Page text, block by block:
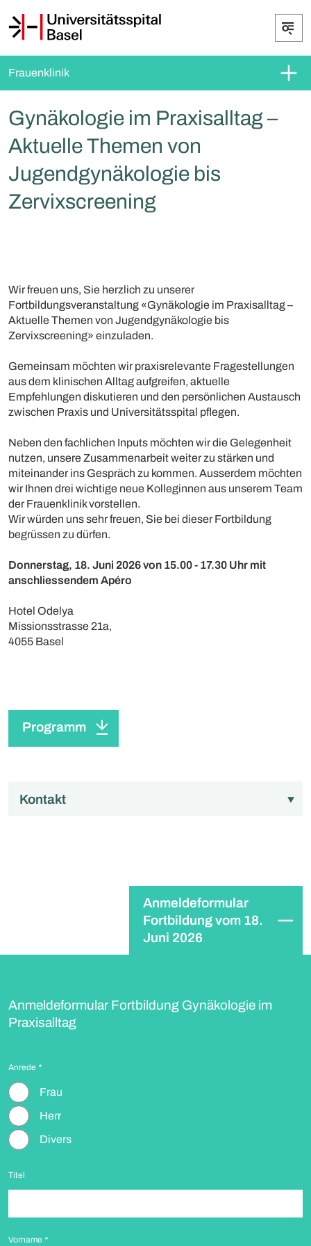
Frauenklinik
Gynäkologie im Praxisalltag –
Aktuelle Themen von
Jugendgynäkologie bis
Zervixscreening
Wir freuen uns, Sie herzlich zu unserer
Fortbildungsveranstaltung «Gynäkologie im Praxisalltag –
Aktuelle Themen von Jugendgynäkologie bis
Zervixscreening» einzuladen.
Gemeinsam möchten wir praxisrelevante Fragestellungen
aus dem klinischen Alltag aufgreifen, aktuelle
Empfehlungen diskutieren und den persönlichen Austausch
zwischen Praxis und Universitätsspital pflegen.
Neben den fachlichen Inputs möchten wir die Gelegenheit
nutzen, unsere Zusammenarbeit weiter zu stärken und
miteinander ins Gespräch zu kommen. Ausserdem möchten
wir Ihnen drei wichtige neue Kolleginnen aus unserem Team
der Frauenklinik vorstellen.
Wir würden uns sehr freuen, Sie bei dieser Fortbildung
begrüssen zu dürfen.
Donnerstag, 18. Juni 2026 von 15.00 - 17.30 Uhr mit
anschliessendem Apéro
Hotel Odelya
Missionsstrasse 21a,
4055 Basel
Programm
Kontakt
Anmeldeformular
Fortbildung vom 18.
Juni 2026
Anmeldeformular Fortbildung Gynäkologie im
Praxisalltag
Anrede *
Frau
Herr
Divers
Titel
Vorname *